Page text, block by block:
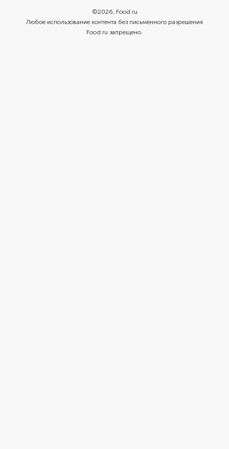
©2026, Food.ru
Любое использование контента без письменного разрешения
Food.ru запрещено.